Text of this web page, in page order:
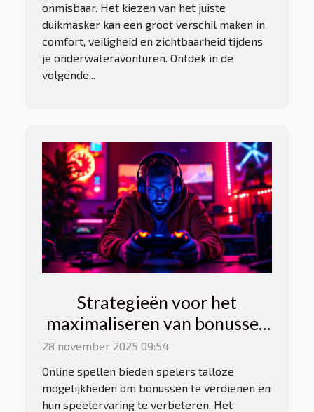
onmisbaar. Het kiezen van het juiste
duikmasker kan een groot verschil maken in
comfort, veiligheid en zichtbaarheid tijdens
je onderwateravonturen. Ontdek in de
volgende...
Strategieën voor het
maximaliseren van bonussen
bij online spellen
28 november 2025 09:54
Online spellen bieden spelers talloze
mogelijkheden om bonussen te verdienen en
hun speelervaring te verbeteren. Het